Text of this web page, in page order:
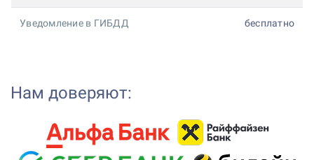
Уведомление в ГИБДД бесплатно
Нам доверяют: